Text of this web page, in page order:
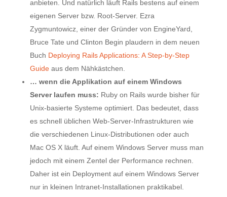
anbieten. Und natürlich läuft Rails bestens auf einem
eigenen Server bzw. Root-Server. Ezra
Zygmuntowicz, einer der Gründer von EngineYard,
Bruce Tate und Clinton Begin plaudern in dem neuen
Buch Deploying Rails Applications: A Step-by-Step
Guideaus dem Nähkästchen.
… wenn die Applikation auf einem Windows
Server laufen muss: Ruby on Rails wurde bisher für
Unix-basierte Systeme optimiert. Das bedeutet, dass
es schnell üblichen Web-Server-Infrastrukturen wie
die verschiedenen Linux-Distributionen oder auch
Mac OS X läuft. Auf einem Windows Server muss man
jedoch mit einem Zentel der Performance rechnen.
Daher ist ein Deployment auf einem Windows Server
nur in kleinen Intranet-Installationen praktikabel.